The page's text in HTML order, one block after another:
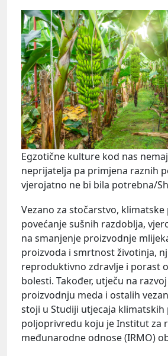
Egzotične kulture kod nas
neprijatelja pa primjena raznih
vjerojatno ne bi bila potrebna/
Vezano za stočarstvo,
povećanje sušnih razdoblja,
na smanjenje proizvodnje
proizvoda i smrtnost životinja,
reproduktivno zdravlje i porast
bolesti. Također, utječu na
proizvodnju meda i ostalih
stoji u Studiji utjecaja klimatskih
poljoprivredu koju je Institut za
međunarodne odnose (IRMO)